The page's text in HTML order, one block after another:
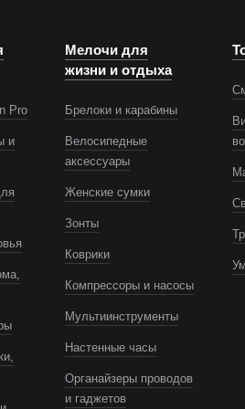
Pro
и
Мелочи для
жизни и отдыха
Брелоки и карабины
Велосипедные
аксессуары
Женские сумки
Зонты
Коврики
Компрессоры и насосы
Мультиинструменты
Настенные часы
Органайзеры проводов
и гаджетов